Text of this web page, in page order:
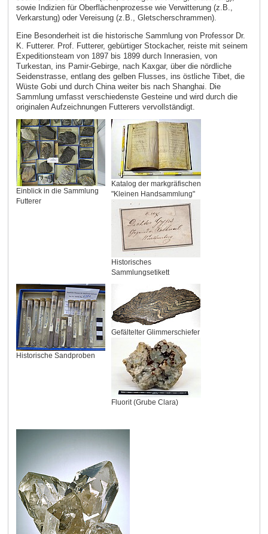
sowie Indizien für Oberflächenprozesse wie Verwitterung (z.B.,
Verkarstung) oder Vereisung (z.B., Gletscherschrammen).
Eine Besonderheit ist die historische Sammlung von Professor Dr.
K. Futterer. Prof. Futterer, gebürtiger Stockacher, reiste mit seinem
Expeditionsteam von 1897 bis 1899 durch Innerasien, von
Turkestan, ins Pamir-Gebirge, nach Kaxgar, über die nördliche
Seidenstrasse, entlang des gelben Flusses, ins östliche Tibet, die
Wüste Gobi und durch China weiter bis nach Shanghai. Die
Sammlung umfasst verschiedenste Gesteine und wird durch die
originalen Aufzeichnungen Futterers vervollständigt.
Einblick in die Sammlung
Futterer
Katalog der markgräfischen
"Kleinen Handsammlung"
Historisches
Sammlungsetikett
Historische Sandproben
Gefältelter Glimmerschiefer
Fluorit (Grube Clara)